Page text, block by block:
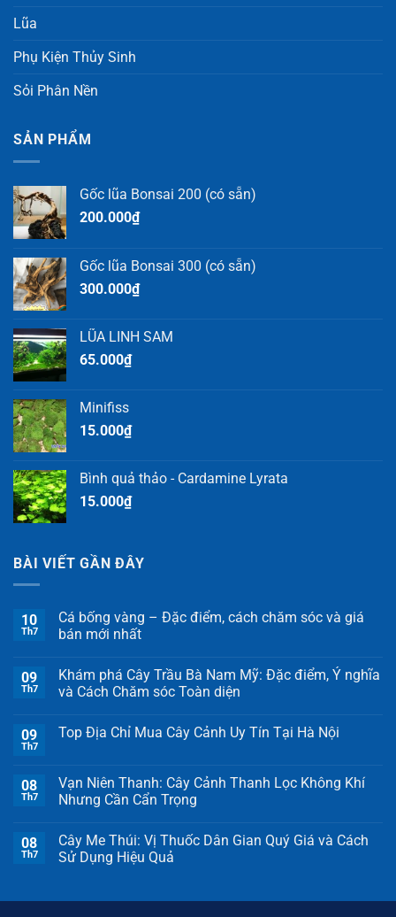
Lũa
Phụ Kiện Thủy Sinh
Sỏi Phân Nền
SẢN PHẨM
Gốc lũa Bonsai 200 (có sẵn)
200.000₫
Gốc lũa Bonsai 300 (có sẵn)
300.000₫
LŨA LINH SAM
65.000₫
Minifiss
15.000₫
Bình quả thảo - Cardamine Lyrata
15.000₫
BÀI VIẾT GẦN ĐÂY
10
Th7
Cá bống vàng – Đặc điểm, cách chăm sóc và giá
bán mới nhất
09
Th7
Khám phá Cây Trầu Bà Nam Mỹ: Đặc điểm, Ý nghĩa
và Cách Chăm sóc Toàn diện
09
Th7
Top Địa Chỉ Mua Cây Cảnh Uy Tín Tại Hà Nội
08
Th7
Vạn Niên Thanh: Cây Cảnh Thanh Lọc Không Khí
Nhưng Cần Cẩn Trọng
08
Th7
Cây Me Thúi: Vị Thuốc Dân Gian Quý Giá và Cách
Sử Dụng Hiệu Quả